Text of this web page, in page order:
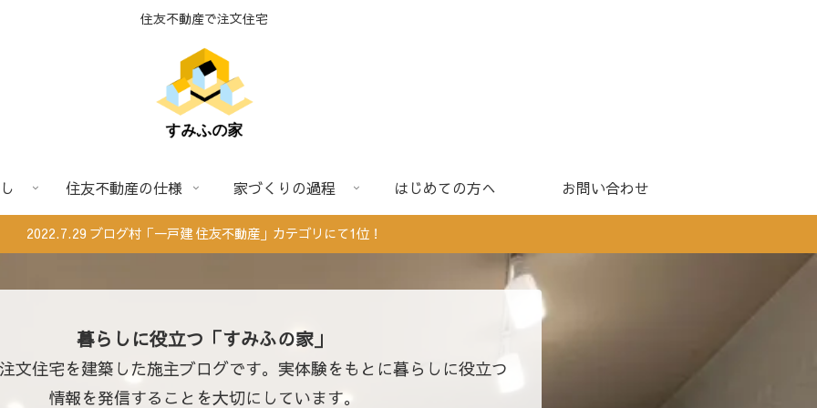
住友不動産で注文住宅
住友不動産の仕様 家づくりの過程 はじめての方へ お問い合わせ
2022.7.29 ブログ村「一戸建 住友不動産」カテゴリにて1位！
暮らしに役立つ「すみふの家」
文住宅を建築した施主ブログです。実体験をもとに暮らしに役立つ
情報を発信することを大切にしています。